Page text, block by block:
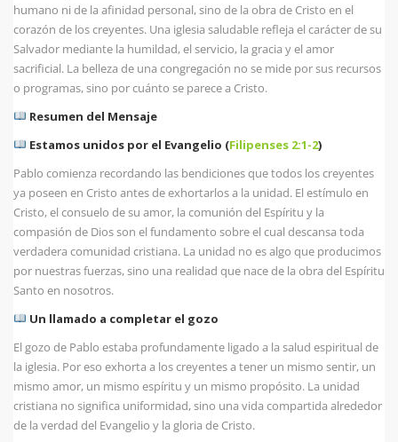
humano ni de la afinidad personal, sino de la obra de Cristo en el
corazón de los creyentes. Una iglesia saludable refleja el carácter de su
Salvador mediante la humildad, el servicio, la gracia y el amor
sacrificial. La belleza de una congregación no se mide por sus recursos
o programas, sino por cuánto se parece a Cristo.
Resumen del Mensaje
Estamos unidos por el Evangelio (Filipenses 2:1-2)
Pablo comienza recordando las bendiciones que todos los creyentes
ya poseen en Cristo antes de exhortarlos a la unidad. El estímulo en
Cristo, el consuelo de su amor, la comunión del Espíritu y la
compasión de Dios son el fundamento sobre el cual descansa toda
verdadera comunidad cristiana. La unidad no es algo que producimos
por nuestras fuerzas, sino una realidad que nace de la obra del Espíritu
Santo en nosotros.
Un llamado a completar el gozo
El gozo de Pablo estaba profundamente ligado a la salud espiritual de
la iglesia. Por eso exhorta a los creyentes a tener un mismo sentir, un
mismo amor, un mismo espíritu y un mismo propósito. La unidad
cristiana no significa uniformidad, sino una vida compartida alrededor
de la verdad del Evangelio y la gloria de Cristo.